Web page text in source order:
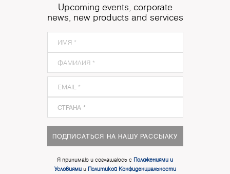
Upcoming events, corporate
news, new products and services
ПОДПИСАТЬСЯ НА НАШУ РАССЫЛКУ
Я принимаю и соглашаюсь с Положениями и
Условиямии Политикой Конфиденциальности